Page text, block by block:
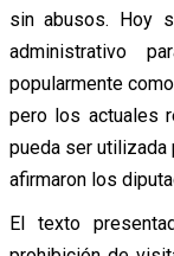
sin abusos. Hoy
administrativo
popularmente
pero los actuales
pueda ser utilizada
afirmaron los
El texto